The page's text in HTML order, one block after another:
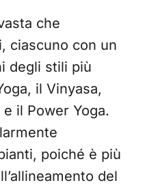
che
ciascuno con un
degli stili più
il Vinyasa,
e il Power Yoga.
poiché è più
del